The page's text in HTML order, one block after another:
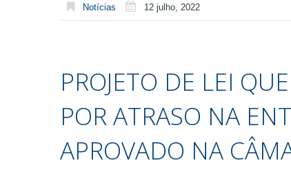
Notícias 12 julho, 2022
PROJETO DE LEI
POR ATRASO NA
APROVADO NA